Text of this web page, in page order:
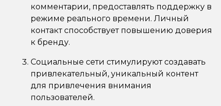
комментарии, предоставлять поддержку в
режиме реального времени. Личный
контакт способствует повышению доверия
к бренду.
Социальные сети стимулируют создавать
привлекательный, уникальный контент
для привлечения внимания
пользователей.